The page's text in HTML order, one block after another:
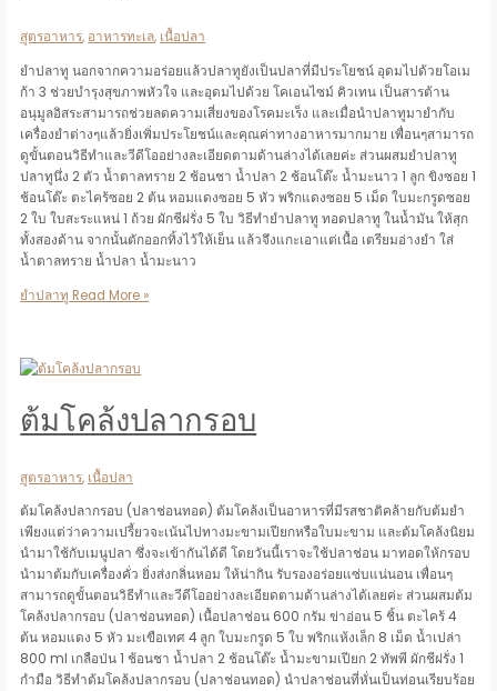
สูตรอาหาร, อาหารทะเล, เนื้อปลา
ยำปลาทู นอกจากความอร่อยแล้วปลาทูยังเป็นปลาที่มีประโยชน์ อุดมไปด้วยโอเม
ก้า 3 ช่วยบำรุงสุขภาพหัวใจ และอุดมไปด้วย โคเอนไซม์ คิวเทน เป็นสารต้าน
อนุมูลอิสระสามารถช่วยลดความเสี่ยงของโรคมะเร็ง และเมื่อนำปลาทูมายำกับ
เครื่องยำต่างๆแล้วยิ่งเพิ่มประโยชน์และคุณค่าทางอาหารมากมาย เพื่อนๆสามารถ
ดูขั้นตอนวิธีทำและวีดีโออย่างละเอียดตามด้านล่างได้เลยค่ะ ส่วนผสมยำปลาทู
ปลาทูนึ่ง 2 ตัว น้ำตาลทราย 2 ช้อนชา น้ำปลา 2 ช้อนโต๊ะ น้ำมะนาว 1 ลูก ขิงซอย 1
ช้อนโต๊ะ ตะไคร้ซอย 2 ต้น หอมแดงซอย 5 หัว พริกแดงซอย 5 เม็ด ใบมะกรูดซอย
2 ใบ ใบสะระแหน่ 1 ถ้วย ผักชีฝรั่ง 5 ใบ วิธีทำยำปลาทู ทอดปลาทู ในน้ำมัน ให้สุก
ทั้งสองด้าน จากนั้นตักออกทิ้งไว้ให้เย็น แล้วจึงแกะเอาแต่เนื้อ เตรียมอ่างยำ ใส่
น้ำตาลทราย น้ำปลา น้ำมะนาว
ยำปลาทู Read More »
ต้มโคล้งปลากรอบ
สูตรอาหาร, เนื้อปลา
ต้มโคล้งปลากรอบ (ปลาช่อนทอด) ต้มโคล้งเป็นอาหารที่มีรสชาติคล้ายกับต้มยำ
เพียงแต่ว่าความเปรี้ยวจะเน้นไปทางมะขามเปียกหรือใบมะขาม และต้มโคล้งนิยม
นำมาใช้กับเมนูปลา ซึ่งจะเข้ากันได้ดี โดยวันนี้เราจะใช้ปลาช่อน มาทอดให้กรอบ
นำมาต้มกับเครื่องคั่ว ยิ่งส่งกลิ่นหอม ให้น่ากิน รับรองอร่อยแซ่บแน่นอน เพื่อนๆ
สามารถดูขั้นตอนวิธีทำและวีดีโออย่างละเอียดตามด้านล่างได้เลยค่ะ ส่วนผสมต้ม
โคล้งปลากรอบ (ปลาช่อนทอด) เนื้อปลาช่อน 600 กรัม ข่าอ่อน 5 ชิ้น ตะไคร้ 4
ต้น หอมแดง 5 หัว มะเขือเทศ 4 ลูก ใบมะกรูด 5 ใบ พริกแห้งเล็ก 8 เม็ด น้ำเปล่า
800 ml เกลือป่น 1 ช้อนชา น้ำปลา 2 ช้อนโต๊ะ น้ำมะขามเปียก 2 ทัพพี ผักชีฝรั่ง 1
กำมือ วิธีทำต้มโคล้งปลากรอบ (ปลาช่อนทอด) นำปลาช่อนที่หั่นเป็นท่อนเรียบร้อย